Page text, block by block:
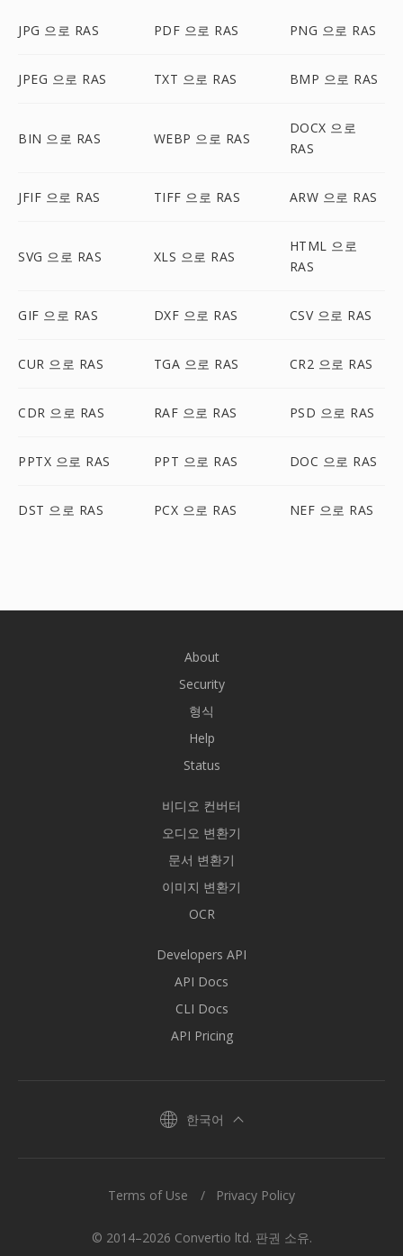
JPG 으로 RAS PDF 으로 RAS PNG 으로 RAS
JPEG 으로 RAS TXT 으로 RAS BMP 으로 RAS
BIN 으로 RAS WEBP 으로 RAS
DOCX 으로
RAS
JFIF 으로 RAS TIFF 으로 RAS ARW 으로 RAS
SVG 으로 RAS XLS 으로 RAS
HTML 으로
RAS
GIF 으로 RAS DXF 으로 RAS CSV 으로 RAS
CUR 으로 RAS TGA 으로 RAS CR2 으로 RAS
CDR 으로 RAS RAF 으로 RAS PSD 으로 RAS
PPTX 으로 RAS PPT 으로 RAS DOC 으로 RAS
DST 으로 RAS PCX 으로 RAS NEF 으로 RAS
About
Security
형식
Help
Status
비디오 컨버터
오디오 변환기
문서 변환기
이미지 변환기
OCR
Developers API
API Docs
CLI Docs
API Pricing
한국어
© 2014–2026 Convertio ltd. 판권 소유.
Terms of Use Privacy Policy